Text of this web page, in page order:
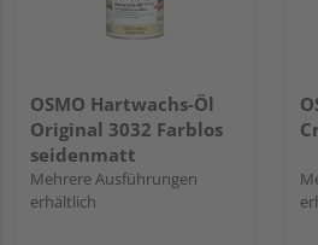
OSMO Hartwachs-Öl
Original 3032 Farblos
seidenmatt
Mehrere Ausführungen
erhältlich